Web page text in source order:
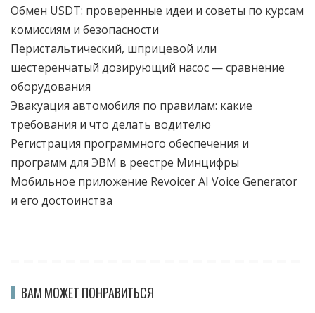
Обмен USDT: проверенные идеи и советы по курсам
комиссиям и безопасности
Перистальтический, шприцевой или
шестеренчатый дозирующий насос — сравнение
оборудования
Эвакуация автомобиля по правилам: какие
требования и что делать водителю
Регистрация программного обеспечения и
программ для ЭВМ в реестре Минцифры
Мобильное приложение Revoicer AI Voice Generator
и его достоинства
ВАМ МОЖЕТ ПОНРАВИТЬСЯ